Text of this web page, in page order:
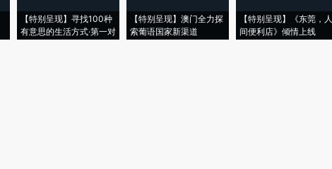
【特别呈现】寻找100种
有意思的生活方式·第一对
【特别呈现】澳门全力探
索葡语国家新渠道
【特别呈现】《东莞，人
间便利店》倾情上线